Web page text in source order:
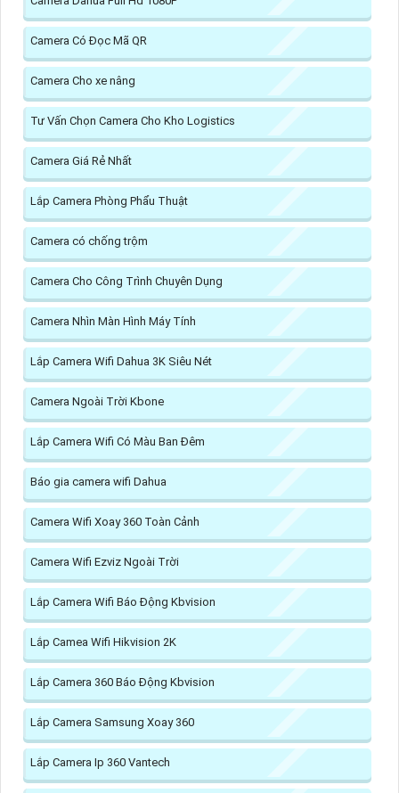
Camera Có Đọc Mã QR
Camera Cho xe nâng
Tư Vấn Chọn Camera Cho Kho Logistics
Camera Giá Rẻ Nhất
Lắp Camera Phòng Phẩu Thuật
Camera có chống trộm
Camera Cho Công Trình Chuyên Dụng
Camera Nhìn Màn Hình Máy Tính
Lắp Camera Wifi Dahua 3K Siêu Nét
Camera Ngoài Trời Kbone
Lắp Camera Wifi Có Màu Ban Đêm
Báo gia camera wifi Dahua
Camera Wifi Xoay 360 Toàn Cảnh
Camera Wifi Ezviz Ngoài Trời
Lắp Camera Wifi Báo Động Kbvision
Lắp Camea Wifi Hikvision 2K
Lắp Camera 360 Báo Động Kbvision
Lắp Camera Samsung Xoay 360
Lắp Camera Ip 360 Vantech